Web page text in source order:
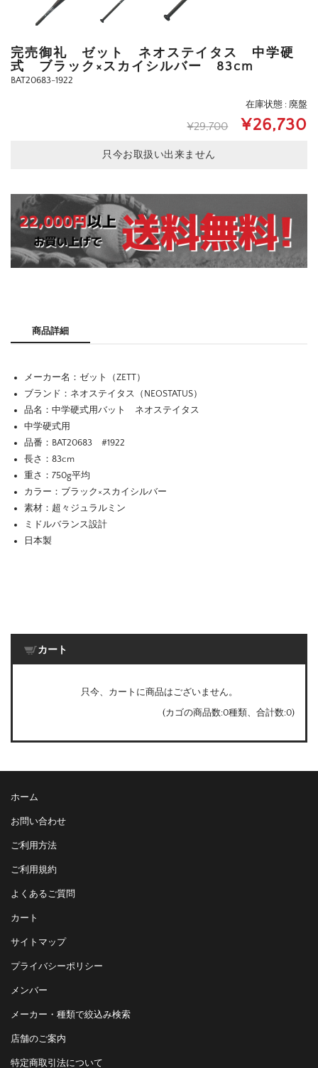
完売御礼 ゼット ネオステイタス 中学硬
式 ブラック×スカイシルバー 83cm
BAT20683-1922
在庫状態 : 廃盤
¥29,700 ¥26,730
只今お取扱い出来ません
商品詳細
メーカー名：ゼット（ZETT）
ブランド：ネオステイタス（NEOSTATUS）
品名：中学硬式用バット ネオステイタス
中学硬式用
品番：BAT20683 #1922
長さ：83cm
重さ：750g平均
カラー：ブラック×スカイシルバー
素材：超々ジュラルミン
ミドルバランス設計
日本製
カート
只今、カートに商品はございません。
(カゴの商品数:0種類、合計数:0)
ホーム
お問い合わせ
ご利用方法
ご利用規約
よくあるご質問
カート
サイトマップ
プライバシーポリシー
メンバー
メーカー・種類で絞込み検索
店舗のご案内
特定商取引法について